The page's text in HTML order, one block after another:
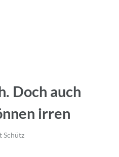
Doch auch
irren
Schütz